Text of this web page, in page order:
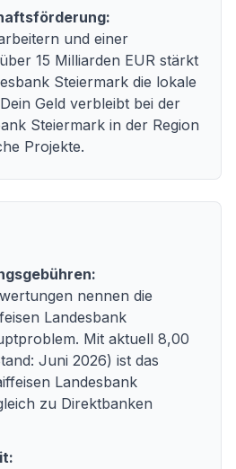
und einer
15 Milliarden EUR stärkt
Steiermark die lokale
Geld verbleibt bei der
Steiermark in der Region
Projekte.
nennen die
Landesbank
Mit aktuell 8,00
Juni 2026) ist das
Landesbank
zu Direktbanken